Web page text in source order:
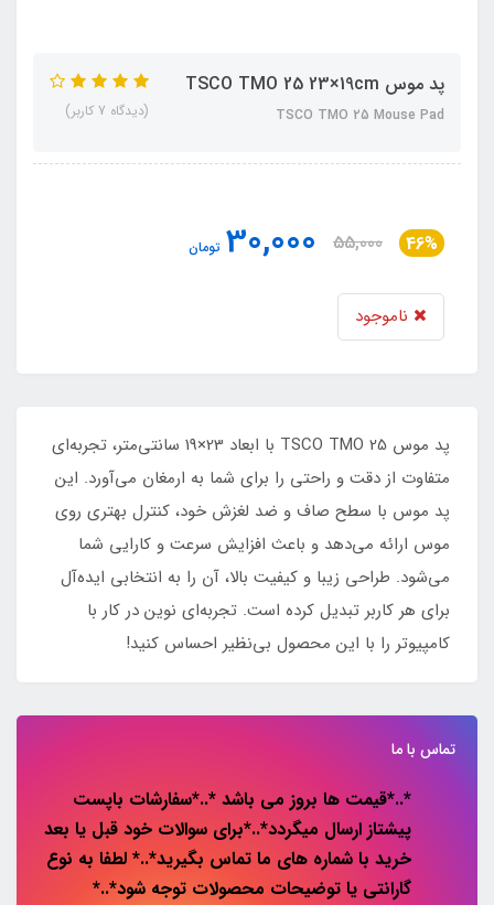
پد موس TSCO TMO 25 23×19cm
TSCO TMO 25 Mouse Pad (دیدگاه 7 کاربر)
46%
55,000
30,000 تومان
ناموجود
پد موس TSCO TMO 25 با ابعاد 23×19 سانتی‌متر، تجربه‌ای
متفاوت از دقت و راحتی را برای شما به ارمغان می‌آورد. این
پد موس با سطح صاف و ضد لغزش خود، کنترل بهتری روی
موس ارائه می‌دهد و باعث افزایش سرعت و کارایی شما
می‌شود. طراحی زیبا و کیفیت بالا، آن را به انتخابی ایده‌آل
برای هر کاربر تبدیل کرده است. تجربه‌ای نوین در کار با
کامپیوتر را با این محصول بی‌نظیر احساس کنید!
تماس با ما
*..*قیمت ها بروز می باشد *..*سفارشات باپست
پیشتاز ارسال میگردد*..*برای سوالات خود قبل یا بعد
خرید با شماره های ما تماس بگیرید*..* لطفا به نوع
گارانتی یا توضیحات محصولات توجه شود*..*